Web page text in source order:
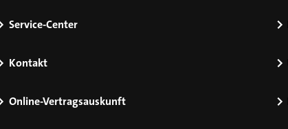
Service-Center
Kontakt
Online-Vertragsauskunft